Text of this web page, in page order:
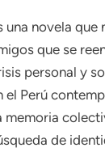
una novela
que se
personal y
el Perú
memoria
de